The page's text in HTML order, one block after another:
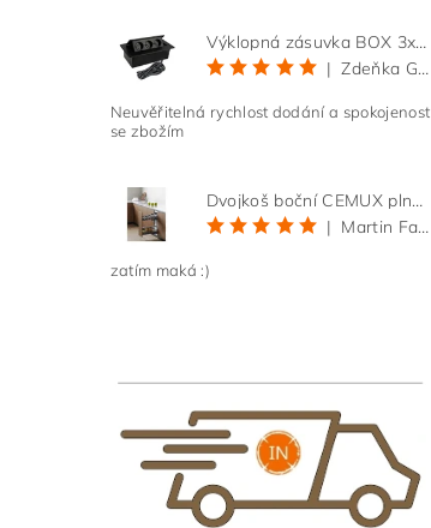
Výklopná zásuvka BOX 3x 230V s 3m kabelem - černá
|
Zdeňka Gold
Neuvěřitelná rychlost dodání a spokojenost
se zbožím
Dvojkoš boční CEMUX plné dno 3D, s tlumením antracit 200 mm
|
Martin Faltus
zatím maká :)